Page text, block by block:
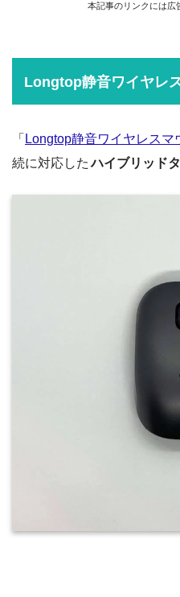
本記事のリンクには広
Longtop静音ワイヤレ
「 Longtop静音ワイヤレスマ
続に対応した ハイブリッド